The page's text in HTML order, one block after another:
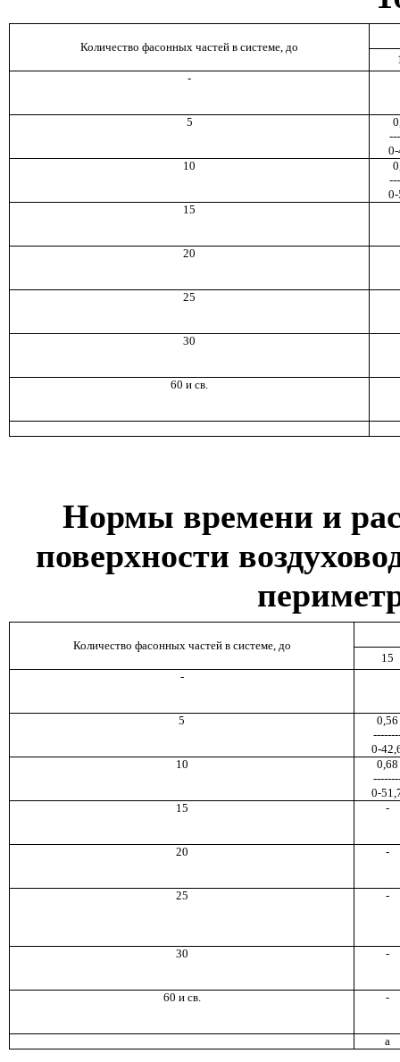
Количество фасонных частей в системе, до
-
5
10
15
20
25
30
60 и св.
Нормы времени и
поверхности
Количество фасонных частей в системе, до
15
-
5
0,56
0-
10
0,68
0-
15
-
20 -
25 -
30 -
60 и св. -
а